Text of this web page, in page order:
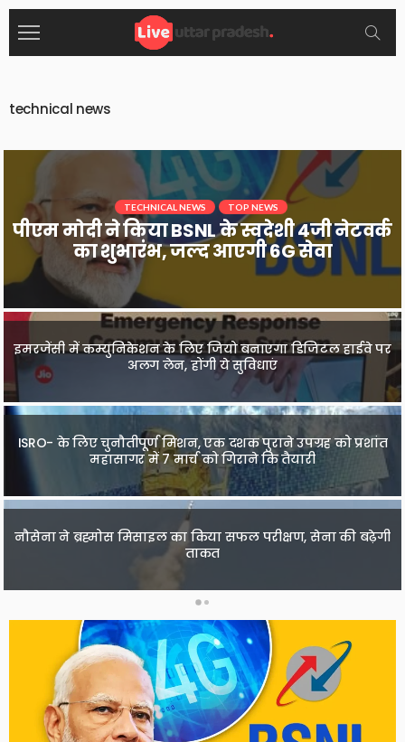
technical news
TECHNICAL NEWS TOP NEWS
पीएम मोदी ने किया BSNL के स्वदेशी 4जी नेटवर्क
का शुभारंभ, जल्द आएगी 6G सेवा
इमरजेंसी में कम्युनिकेशन के लिए जियो बनाएगा डिजिटल हाईवे पर
अलग लेन, होंगी ये सुविधाएं
ISRO- के लिए चुनौतीपूर्ण मिशन, एक दशक पुराने उपग्रह को प्रशांत
महासागर में 7 मार्च को गिराने कि तैयारी
नौसेना ने ब्रह्मोस मिसाइल का किया सफल परीक्षण, सेना की बढ़ेगी
ताकत
SCIENCE & TECH. TECHNICAL NEWS
5G के बाद शुरू हुई 6G नेटवर्क की तैयारी, जल्द
होगा इस देश में ट्रायल
चार्जिंग के दौरान हीरो फोटॉन इलेक्ट्रिक स्कूटर में लगी आग, ये
बताया गया कारण
इनफिनिक्स इंडिया ने लॉन्च किया बजट स्मार्टफोन Infinix Hot 11
2022, जानिए फीचर्स
Oppo F21 Pro 5G स्मार्टफोन की पहली सेल आज, जानिए कीमत
और फीचर्स